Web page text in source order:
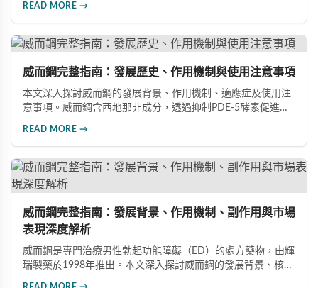
READ MORE →
威而鋼完整指南：發展歷史、作用機制與使用注意事項
本文深入探討威而鋼的發展背景、作用機制、適應症及使用注
意事項。威而鋼含西地那非成分，透過抑制PDE-5酵素促進血
READ MORE →
威而鋼完整指南：發展背景、作用機制、副作用與市場
表現深度解析
威而鋼是專門治療男性勃起功能障礙（ED）的處方藥物，由輝
瑞製藥於1998年推出。本文深入探討威而鋼的發展背景、核心